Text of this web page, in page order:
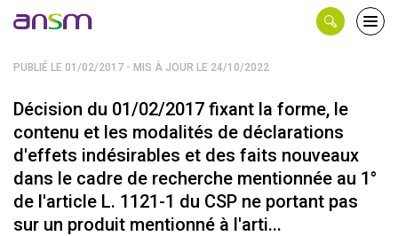
PUBLIÉ LE 01/02/2017 - MIS À JOUR LE 24/10/2022
Décision du 01/02/2017 fixant la forme, le
contenu et les modalités de déclarations
d'effets indésirables et des faits nouveaux
dans le cadre de recherche mentionnée au 1°
de l'article L. 1121-1 du CSP ne portant pas
sur un produit mentionné à l'arti...